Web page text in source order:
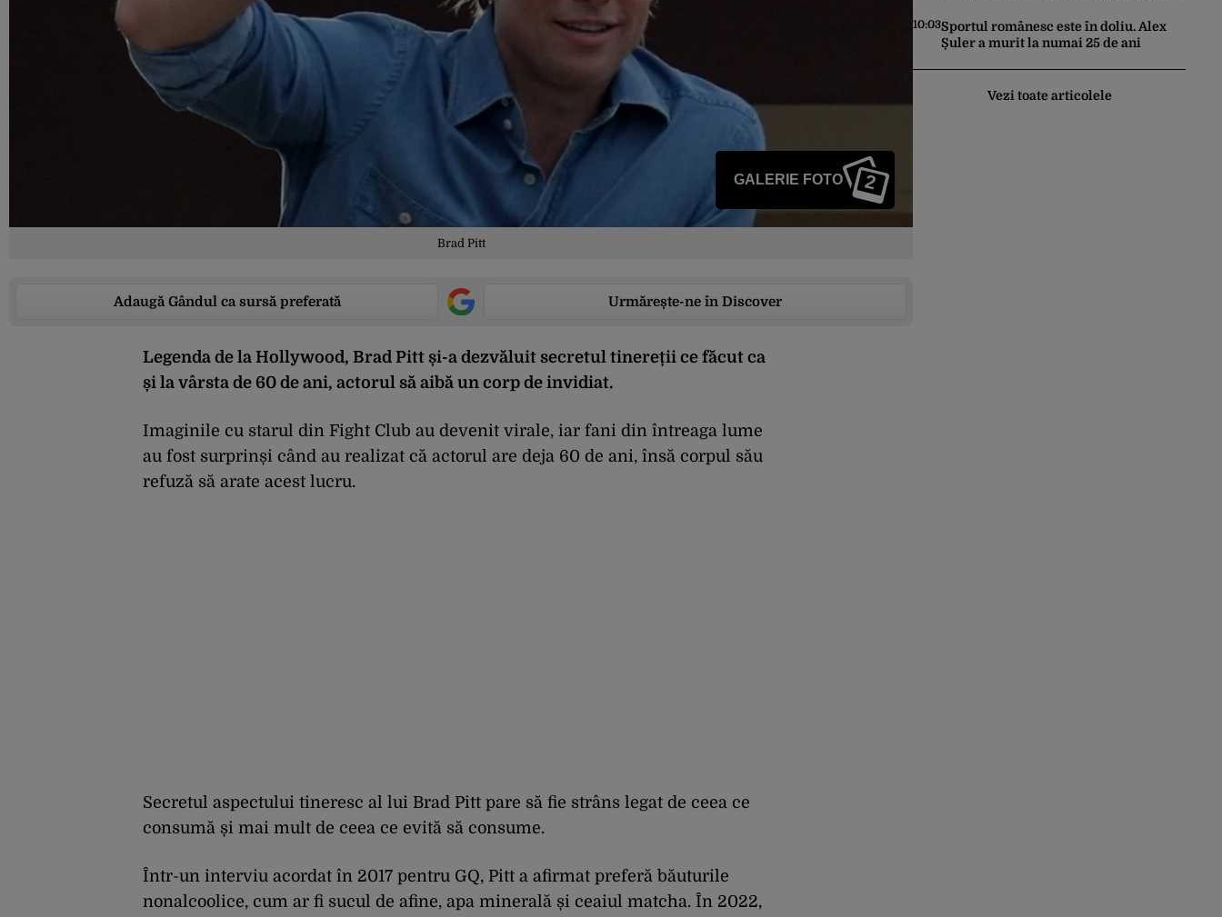
GALERIE FOTO 2
Brad Pitt
Adaugă Gândul ca sursă preferată Urmărește-ne în Discover
Legenda de la Hollywood, Brad Pitt și-a dezvăluit secretul tinereții ce făcut ca
și la vârsta de 60 de ani, actorul să aibă un corp de invidiat.
Imaginile cu starul din Fight Club au devenit virale, iar fani din întreaga lume
au fost surprinși când au realizat că actorul are deja 60 de ani, însă corpul său
refuză să arate acest lucru.
Secretul aspectului tineresc al lui Brad Pitt pare să fie strâns legat de ceea ce
consumă și mai mult de ceea ce evită să consume.
Într-un interviu acordat în 2017 pentru GQ, Pitt a afirmat preferă băuturile
nonalcoolice, cum ar fi sucul de afine, apa minerală și ceaiul matcha. În 2022,
reprezintă îndatorirea angajaților din
minister?”
10:03Sportul românesc este în doliu. Alex
Șuler a murit la numai 25 de ani
Vezi toate articolele